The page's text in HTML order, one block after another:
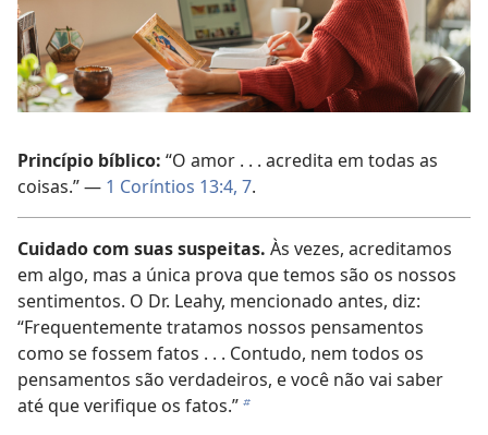
Princípio bíblico: “O amor . . . acredita em todas as
coisas.” — 1 Coríntios 13:4, 7.
Cuidado com suas suspeitas. Às vezes, acreditamos
em algo, mas a única prova que temos são os nossos
sentimentos. O Dr. Leahy, mencionado antes, diz:
“Frequentemente tratamos nossos pensamentos
como se fossem fatos . . . Contudo, nem todos os
pensamentos são verdadeiros, e você não vai saber
até que verifique os fatos.”b